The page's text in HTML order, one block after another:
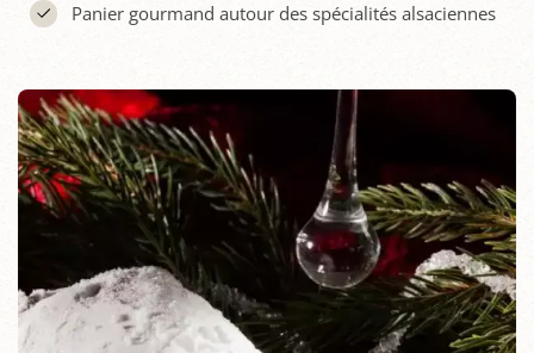
Panier gourmand autour des spécialités alsaciennes